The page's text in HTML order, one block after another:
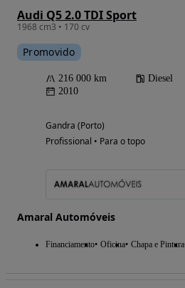
Audi Q5 2.0 TDI Sport
1968 cm3 • 170 cv
Promovido
216 000 km Diesel
2010
Gandra (Porto)
Profissional • Para o topo
Amaral Automóveis
Financiamento Oficina Chapa e Pintura